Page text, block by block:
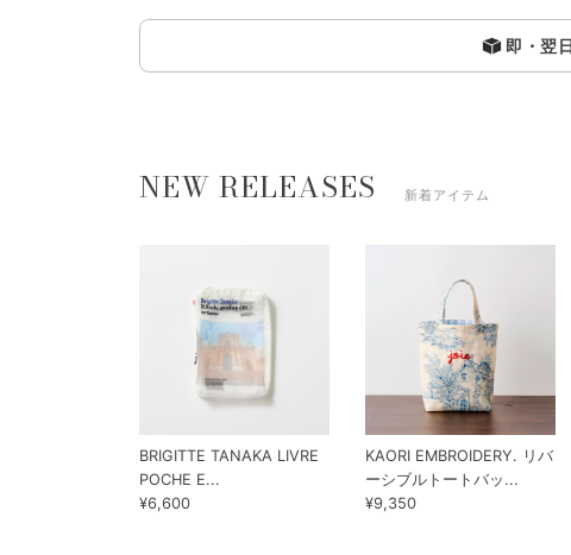
即・翌
NEW RELEASES 新着アイテム
BRIGITTE TANAKA LIVRE
POCHE E...
¥6,600
KAORI EMBROIDERY. リバ
ーシブルトートバッ...
¥9,350